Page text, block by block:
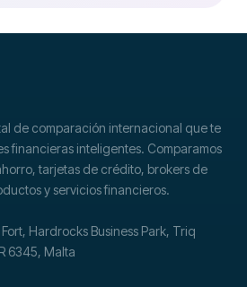
de comparación internacional que te
financieras inteligentes. Comparamos
tarjetas de crédito, brokers de
y servicios financieros.
Hardrocks Business Park, Triq
6345, Malta